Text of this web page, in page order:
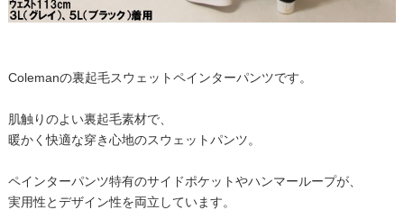
Colemanの裏起毛スウェットペインターパンツです。
肌触りのよい裏起毛素材で、
暖かく快適な穿き心地のスウェットパンツ。
ペインターパンツ特有のサイドポケットやハンマーループが、
実用性とデザイン性を両立しています。